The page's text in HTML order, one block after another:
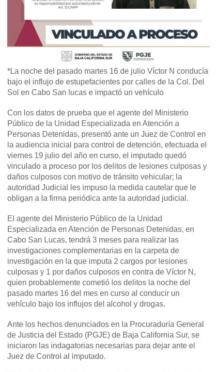
*La noche del pasado martes 16 de julio Víctor N conducía
bajo el influjo de estupefacientes por calles de la Col. Del
Sol en Cabo San lucas e impactó un vehículo
Con los datos de prueba que el agente del Ministerio
Público de la Unidad Especializada en Atención a
Personas Detenidas, presentó ante un Juez de Control en
la audiencia inicial para control de detención, efectuada el
viernes 19 julio del año en curso, el imputado quedó
vinculado a proceso por los delitos de lesiones culposas y
daños culposos con motivo de tránsito vehicular; la
autoridad Judicial les impuso la medida cautelar que le
obligan a la firma periódica ante la autoridad judicial.
El agente del Ministerio Público de la Unidad
Especializada en Atención de Personas Detenidas, en
Cabo San Lucas, tendrá 3 meses para realizar las
investigaciones complementarias en la carpeta de
investigación en la que imputa 2 cargos por lesiones
culposas y 1 por daños culposos en contra de Víctor N,
quien probablemente cometió los delitos la noche del
pasado martes 16 del mes en curso al conducir un
vehículo bajo los influjos del alcohol y drogas.
Ante los hechos denunciados en la Procuraduría General
de Justicia del Estado (PGJE) de Baja California Sur, se
iniciaron las indagatorias necesarias para dejar ante el
Juez de Control al imputado.